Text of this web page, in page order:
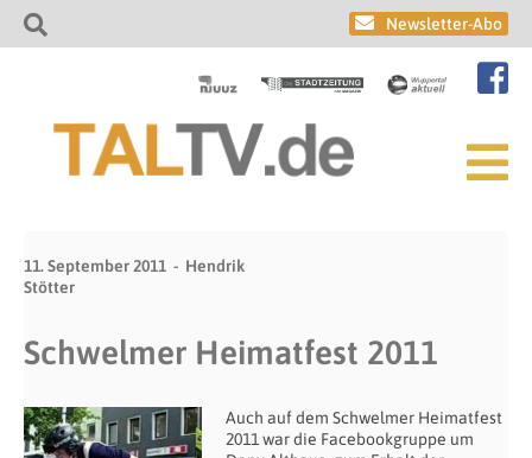
Newsletter-Abo
11. September 2011
Hendrik
Stötter
Schwelmer Heimatfest 2011
Auch auf dem Schwelmer Heimatfest
2011 war die Facebookgruppe um